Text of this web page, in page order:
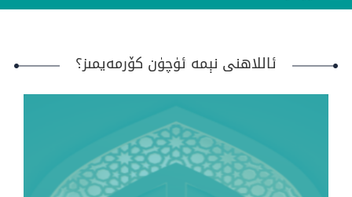
ئاللاھنى نېمە ئۈچۈن كۆرمەيمىز؟